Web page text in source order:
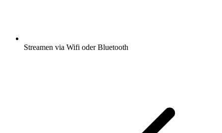
Streamen via Wifi oder Bluetooth